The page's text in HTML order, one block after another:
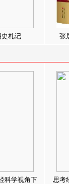
札记 张
科学视角下
思考